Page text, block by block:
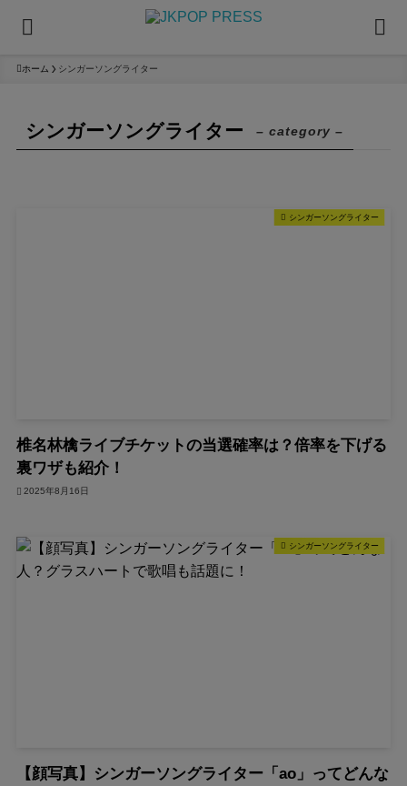
ホーム シンガーソングライター
シンガーソングライター – category –
シンガーソングライター
椎名林檎ライブチケットの当選確率は？倍率を下げる
裏ワザも紹介！
2025年8月16日
シンガーソングライター
【顔写真】シンガーソングライター「ao」ってどんな